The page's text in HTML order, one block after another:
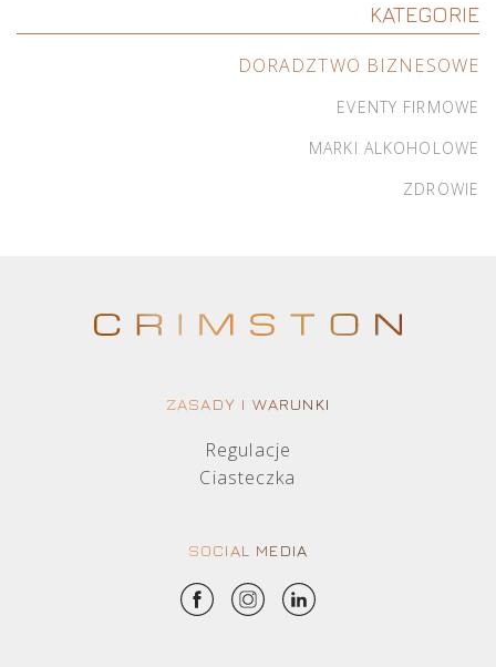
KATEGORIE
DORADZTWO BIZNESOWE
EVENTY FIRMOWE
MARKI ALKOHOLOWE
ZDROWIE
ZASADY I WARUNKI
Regulacje
Ciasteczka
SOCIAL MEDIA